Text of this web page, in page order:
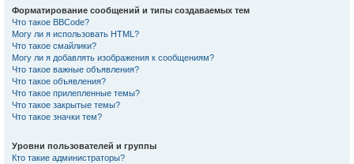
Форматирование сообщений и типы создаваемых тем
Что такое BBCode?
Могу ли я использовать HTML?
Что такое смайлики?
Могу ли я добавлять изображения к сообщениям?
Что такое важные объявления?
Что такое объявления?
Что такое прилепленные темы?
Что такое закрытые темы?
Что такое значки тем?
Уровни пользователей и группы
Кто такие администраторы?